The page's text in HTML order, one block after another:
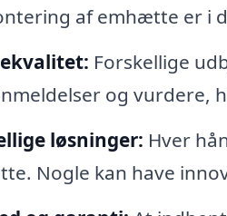
af emhætte er i
Forskellige
og vurdere,
løsninger: Hver
Nogle kan have